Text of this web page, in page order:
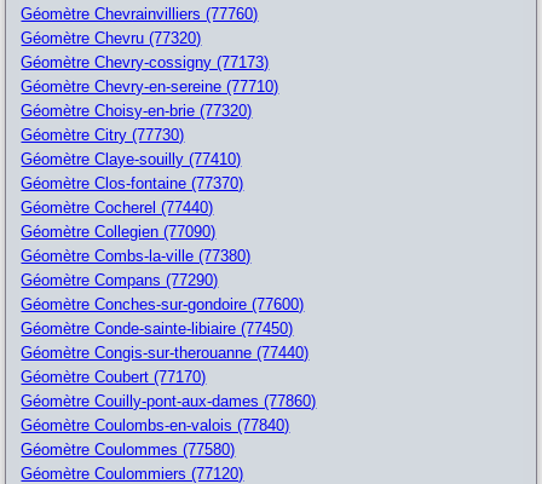
Géomètre Chevrainvilliers (77760)
Géomètre Chevru (77320)
Géomètre Chevry-cossigny (77173)
Géomètre Chevry-en-sereine (77710)
Géomètre Choisy-en-brie (77320)
Géomètre Citry (77730)
Géomètre Claye-souilly (77410)
Géomètre Clos-fontaine (77370)
Géomètre Cocherel (77440)
Géomètre Collegien (77090)
Géomètre Combs-la-ville (77380)
Géomètre Compans (77290)
Géomètre Conches-sur-gondoire (77600)
Géomètre Conde-sainte-libiaire (77450)
Géomètre Congis-sur-therouanne (77440)
Géomètre Coubert (77170)
Géomètre Couilly-pont-aux-dames (77860)
Géomètre Coulombs-en-valois (77840)
Géomètre Coulommes (77580)
Géomètre Coulommiers (77120)